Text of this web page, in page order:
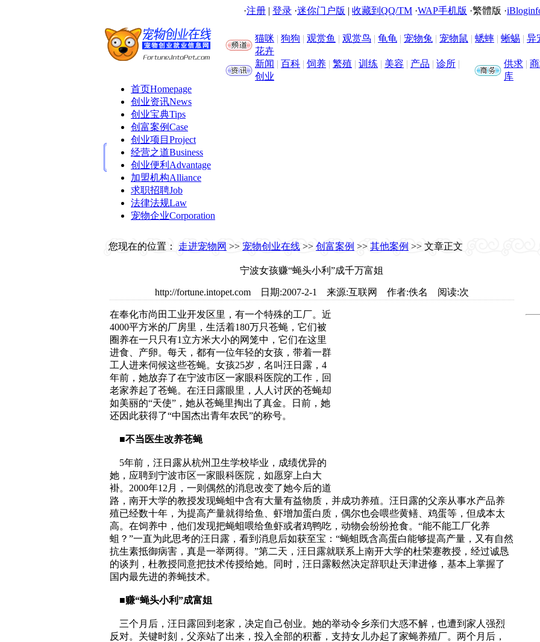
·注册 | 登录 ·迷你门户版 | 收藏到QQ/TM ·WAP手机版 ·繁體版 ·
猫咪 | 狗狗 | 观赏鱼 | 观赏鸟 | 龟龟 | 宠物兔 | 宠物鼠 | 蟋蟀 | 蜥蜴 | 异
花卉
新闻 | 百科 | 饲养 | 繁殖 | 训练 | 美容 | 产品 | 诊所 |
创业
供求 |
库
首页Homepage
创业资讯News
创业宝典Tips
创富案例Case
创业项目 Project
经营之道Business
创业便利 Advantage
加盟机构Alliance
求职招聘Job
法律法规Law
宠物企业Corporation
您现在的位置： 走进宠物网 >> 宠物创业在线 >> 创富案例 >> 其他案例 >> 文章正文
宁波女孩赚“蝇头小利”成千万富姐
http://fortune.intopet.com 日期:2007-2-1 来源:互联网 作者:佚名 阅读:次
在奉化市尚田工业开发区里，有一个特殊的工厂。近
4000平方米的厂房里，生活着180万只苍蝇，它们被
圈养在一只只有1立方米大小的网笼中，它们在这里
进食、产卵。每天，都有一位年轻的女孩，带着一群
工人进来伺候这些苍蝇。女孩25岁，名叫汪日露，4
年前，她放弃了在宁波市区一家眼科医院的工作，回
老家养起了苍蝇。在汪日露眼里，人人讨厌的苍蝇却
如美丽的“天使”，她从苍蝇里掏出了真金。日前，她
还因此获得了“中国杰出青年农民”的称号。
■不当医生改养苍蝇
5年前，汪日露从杭州卫生学校毕业，成绩优异的
她，应聘到宁波市区一家眼科医院，如愿穿上白大
褂。2000年12月，一则偶然的消息改变了她今后的道
路，南开大学的教授发现蝇蛆中含有大量有益物质，并成功养殖。汪日露的父亲从事水产品养
殖已经数十年，为提高产量就得给鱼、虾增加蛋白质，偶尔也会喂些黄鳝、鸡蛋等，但成本太
高。在饲养中，他们发现把蝇蛆喂给鱼虾或者鸡鸭吃，动物会纷纷抢食。“能不能工厂化养
蛆？”一直为此思考的汪日露，看到消息后如获至宝：“蝇蛆既含高蛋白能够提高产量，又有自然
抗生素抵御病害，真是一举两得。”第二天，汪日露就联系上南开大学的杜荣蹇教授，经过诚恳
的谈判，杜教授同意把技术传授给她。同时，汪日露毅然决定辞职赴天津进修，基本上掌握了
国内最先进的养蝇技术。
■赚“蝇头小利”成富姐
三个月后，汪日露回到老家，决定自己创业。她的举动令乡亲们大惑不解，也遭到家人强烈
反对。关键时刻，父亲站了出来，投入全部的积蓄，支持女儿办起了家蝇养殖厂。两个月后，